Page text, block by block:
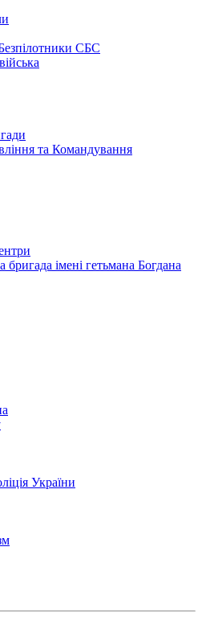
СБС
та Командування
імені гетьмана Богдана
України